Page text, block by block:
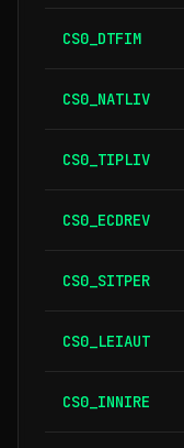
CS0_DTFIM
CS0_NATLIV
CS0_TIPLIV
CS0_ECDREV
CS0_SITPER
CS0_LEIAUT
CS0_INNIRE